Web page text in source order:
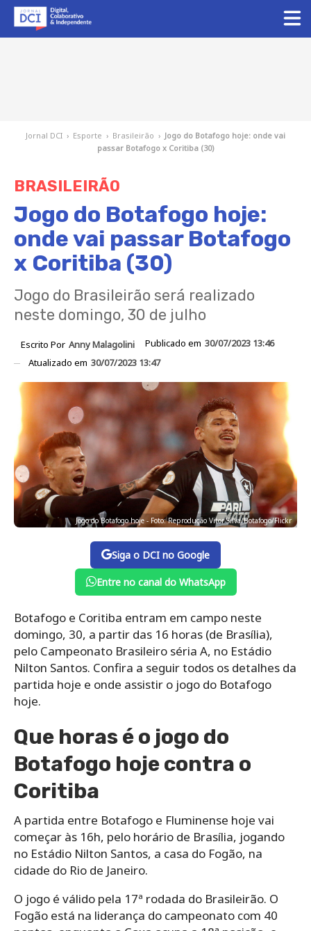
Jornal DCI › Esporte › Brasileirão › Jogo do Botafogo hoje: onde vai
passar Botafogo x Coritiba (30)
BRASILEIRÃO
Jogo do Botafogo hoje:
onde vai passar Botafogo
x Coritiba (30)
Jogo do Brasileirão será realizado
neste domingo, 30 de julho
Escrito Por Anny Malagolini Publicado em 30/07/2023 13:46
Atualizado em 30/07/2023 13:47
Jogo do Botafogo hoje - Foto: Reprodução Vitor Silva/Botafogo/Flickr
Siga o DCI no Google
Entre no canal do WhatsApp
Botafogo e Coritiba entram em campo neste
domingo, 30, a partir das 16 horas (de Brasília),
pelo Campeonato Brasileiro séria A, no Estádio
Nilton Santos. Confira a seguir todos os detalhes da
partida hoje e onde assistir o jogo do Botafogo
hoje.
Que horas é o jogo do
Botafogo hoje contra o
Coritiba
A partida entre Botafogo e Fluminense hoje vai
começar às 16h, pelo horário de Brasília, jogando
no Estádio Nilton Santos, a casa do Fogão, na
cidade do Rio de Janeiro.
O jogo é válido pela 17ª rodada do Brasileirão. O
Fogão está na liderança do campeonato com 40